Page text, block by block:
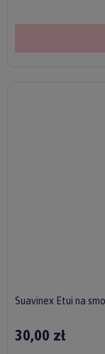
Suavinex Etui na
30,00 zł